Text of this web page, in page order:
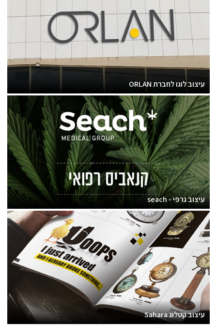
עיצוב לוגו לחברת ORLAN
עיצוב גרפי - seach
עיצוב קטלוג Sahara